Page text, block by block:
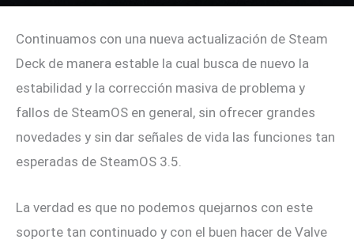
Continuamos con una nueva actualización de Steam
Deck de manera estable la cual busca de nuevo la
estabilidad y la corrección masiva de problema y
fallos de SteamOS en general, sin ofrecer grandes
novedades y sin dar señales de vida las funciones tan
esperadas de SteamOS 3.5.
La verdad es que no podemos quejarnos con este
soporte tan continuado y con el buen hacer de Valve